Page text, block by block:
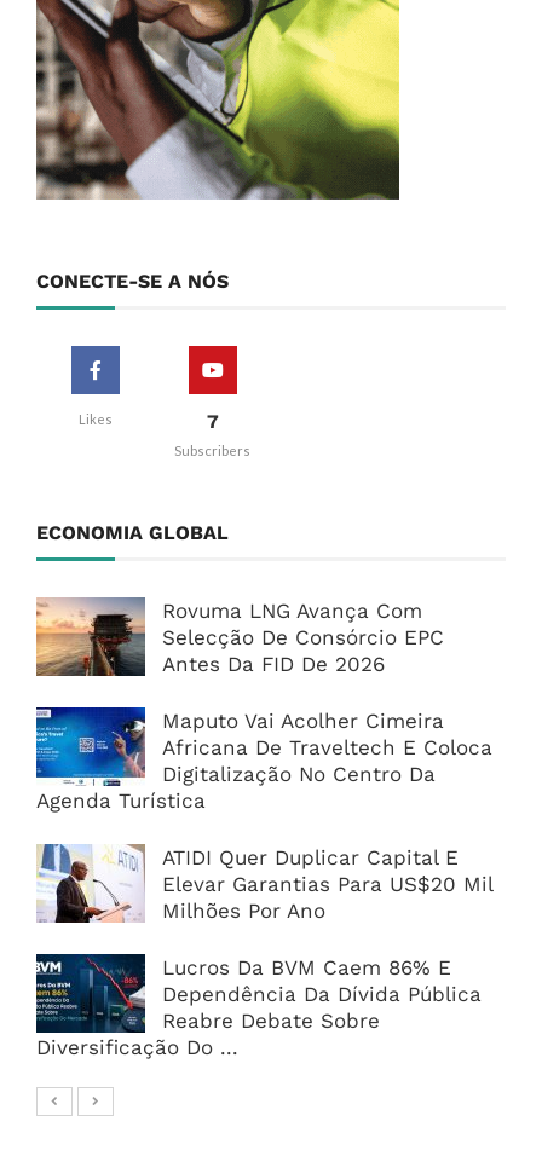
CONECTE-SE A NÓS
Likes 7
Subscribers
ECONOMIA GLOBAL
Rovuma LNG Avança Com
Selecção De Consórcio EPC
Antes Da FID De 2026
Maputo Vai Acolher Cimeira
Africana De Traveltech E Coloca
Digitalização No Centro Da
Agenda Turística
ATIDI Quer Duplicar Capital E
Elevar Garantias Para US$20 Mil
Milhões Por Ano
Lucros Da BVM Caem 86% E
Dependência Da Dívida Pública
Reabre Debate Sobre
Diversificação Do ...